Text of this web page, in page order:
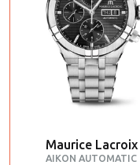
Maurice Lacroix
AIKON AUTOMATIC